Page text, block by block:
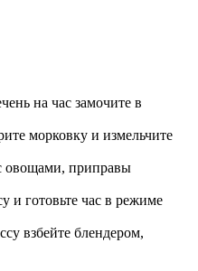
на час замочите в
морковку и измельчите
овощами, приправы
и готовьте час в режиме
взбейте блендером,